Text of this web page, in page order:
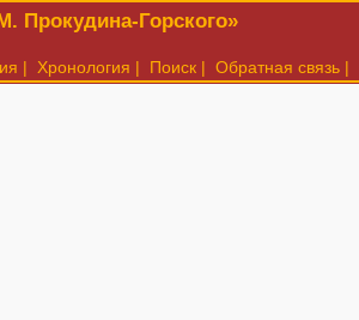
Прокудина-Горского»
| Хронология | Поиск | Обратная связь |